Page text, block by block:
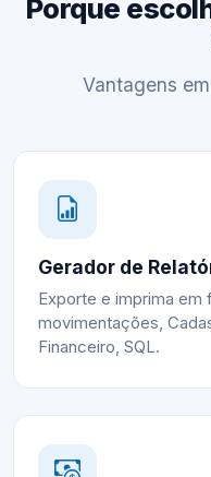
Porque
Vantagens
Gerador de
Exporte e imprima
movimentações,
Financeiro, SQL.